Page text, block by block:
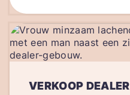
VERKOOP DEALER